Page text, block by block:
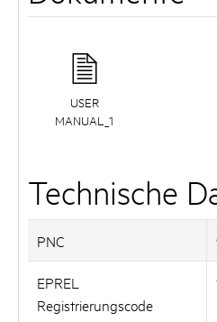
USER
MANUAL_1
Technische
PNC
EPREL
Registrierungscode